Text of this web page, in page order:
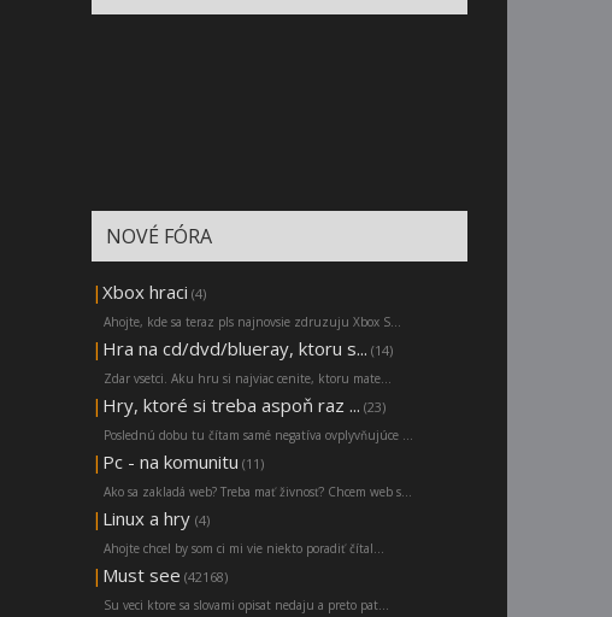
NOVÉ FÓRA
| Xbox hraci (4)
Ahojte, kde sa teraz pls najnovsie zdruzuju Xbox S...
| Hra na cd/dvd/blueray, ktoru s... (14)
Zdar vsetci. Aku hru si najviac cenite, ktoru mate...
| Hry, ktoré si treba aspoň raz ... (23)
Poslednú dobu tu čítam samé negatíva ovplyvňujúce ...
| Pc - na komunitu (11)
Ako sa zakladá web? Treba mať živnosť? Chcem web s...
| Linux a hry (4)
Ahojte chcel by som ci mi vie niekto poradiť čítal...
| Must see (42168)
Su veci ktore sa slovami opisat nedaju a preto pat...